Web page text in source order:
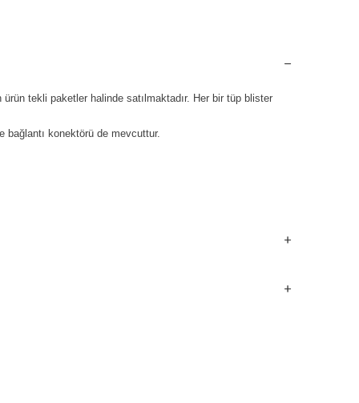
tekli paketler halinde satılmaktadır. Her bir tüp blister
bağlantı konektörü de mevcuttur.